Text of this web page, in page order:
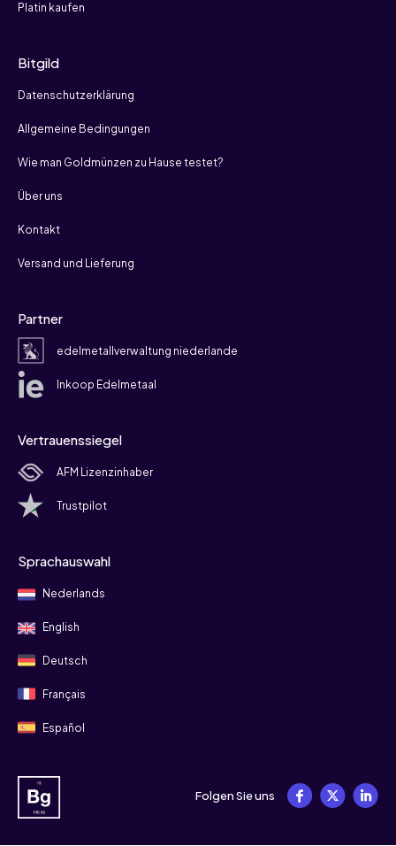
Platin kaufen
Bitgild
Datenschutzerklärung
Allgemeine Bedingungen
Wie man Goldmünzen zu Hause testet?
Über uns
Kontakt
Versand und Lieferung
Partner
edelmetallverwaltung niederlande
Inkoop Edelmetaal
Vertrauenssiegel
AFM Lizenzinhaber
Trustpilot
Sprachauswahl
Nederlands
English
Deutsch
Français
Español
Folgen Sie uns